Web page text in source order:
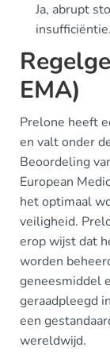
Ja, abrupt
EMA)
Prelone heeft
en valt onder
Beoordeling
European
het optimaal
veiligheid.
erop wijst dat
worden
geneesmiddel
geraadpleegd
een
wereldwijd.